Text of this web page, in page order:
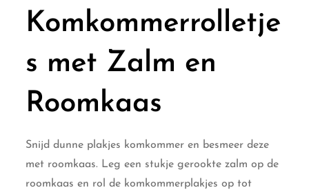
Komkommerrolletje
s met Zalm en
Roomkaas
Snijd dunne plakjes komkommer en besmeer deze
met roomkaas. Leg een stukje gerookte zalm op de
roomkaas en rol de komkommerplakjes op tot